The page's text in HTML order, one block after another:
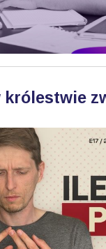
królestwie